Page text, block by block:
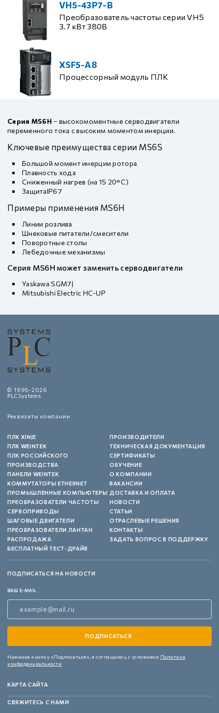
VH5-43P7-B
Преобразователь частоты серии VH5
3.7 кВт 380В
XSF5-A8
Процессорный модуль ПЛК
Серия MS6H– высокомоментные серводвигатели
переменного тока с высоким моментом инерции.
Ключевые преимущества серии MS6S
Большой момент инерции ротора
Плавность хода
Сниженный нагрев (на 15 20°C)
ЗащитаIP67
Примеры применения MS6H
Линии розлива
Шнековые питатели/смесители
Поворотные столы
Лебедочные механизмы
Серия MS6H может заменить серводвигатели
Yaskawa SGM7J
Mitsubishi Electric HC-UP
© 1995-2026
PLCSystems
Реквизиты компании
ПЛК XINJE
ПЛК WEINTEK
ПЛК РОССИЙСКОГО
ПРОИЗВОДСТВА
ПАНЕЛИ WEINTEK
КОММУТАТОРЫ ETHERNET
ПРОМЫШЛЕННЫЕ КОМПЬЮТЕРЫ
ПРЕОБРАЗОВАТЕЛИ ЧАСТОТЫ
СЕРВОПРИВОДЫ
ШАГОВЫЕ ДВИГАТЕЛИ
ПРЕОБРАЗОВАТЕЛИ ЛАНТАН
РАСПРОДАЖА
БЕСПЛАТНЫЙ ТЕСТ-ДРАЙВ
ПРОИЗВОДИТЕЛИ
ТЕХНИЧЕСКАЯ ДОКУМЕНТАЦИЯ
СЕРТИФИКАТЫ
ОБУЧЕНИЕ
О КОМПАНИИ
ВАКАНСИИ
ДОСТАВКА И ОПЛАТА
НОВОСТИ
СТАТЬИ
ОТРАСЛЕВЫЕ РЕШЕНИЯ
КОНТАКТЫ
ЗАДАТЬ ВОПРОС В ПОДДЕРЖКУ
ПОДПИСАТЬСЯ НА НОВОСТИ
ВАШ E-MAIL
Нажимая кнопку «Подписаться», я соглашаюсь с условиями Политики
конфиденциальности
КАРТА САЙТА
СВЯЖИТЕСЬ С НАМИ